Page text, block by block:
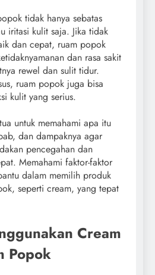
tidak hanya sebatas
iritasi kulit saja. Jika tidak
dan cepat, ruam popok
dan rasa sakit
rewel dan sulit tidur.
ruam popok juga bisa
kulit yang serius.
untuk memahami apa itu
dan dampaknya agar
pencegahan dan
Memahami faktor-faktor
dalam memilih produk
seperti cream, yang tepat
Cream
Popok